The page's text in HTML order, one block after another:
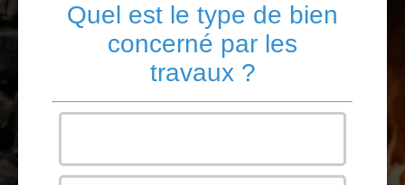
Quel est le type de bien
concerné par les
travaux ?